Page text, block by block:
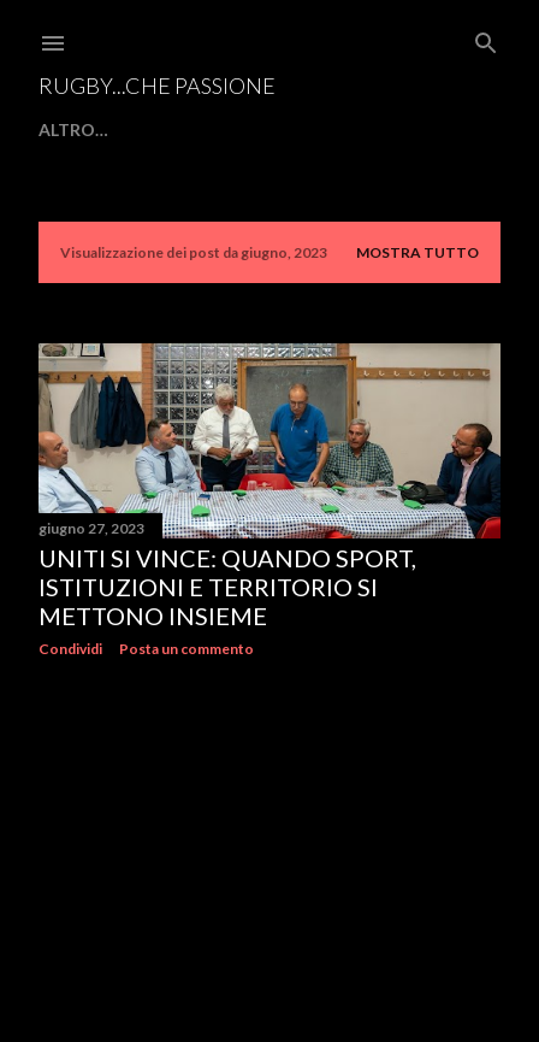
RUGBY...CHE PASSIONE
ALTRO…
P
s
t
Visualizzazione dei post da giugno, 2023 MOSTRA TUTTO
giugno 27, 2023
UNITI SI VINCE: QUANDO SPORT,
ISTITUZIONI E TERRITORIO SI
METTONO INSIEME
Condividi Posta un commento